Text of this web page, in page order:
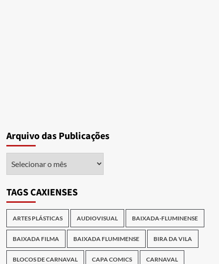
Arquivo das Publicações
TAGS CAXIENSES
ARTES PLÁSTICAS AUDIOVISUAL BAIXADA-FLUMINENSE
BAIXADA FILMA BAIXADA FLUMIMENSE BIRA DA VILA
BLOCOS DE CARNAVAL CAPA COMICS CARNAVAL